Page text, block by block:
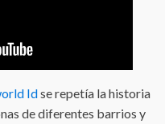
Idse repetía la historia
de diferentes barrios y